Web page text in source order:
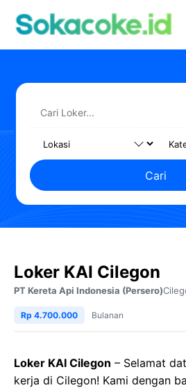
Cari
Loker KAI Cilegon
PT Kereta Api Indonesia (Persero)
Rp 4.700.000 Bulanan
Loker KAI Cilegon – Selamat
kerja di Cilegon! Kami dengan